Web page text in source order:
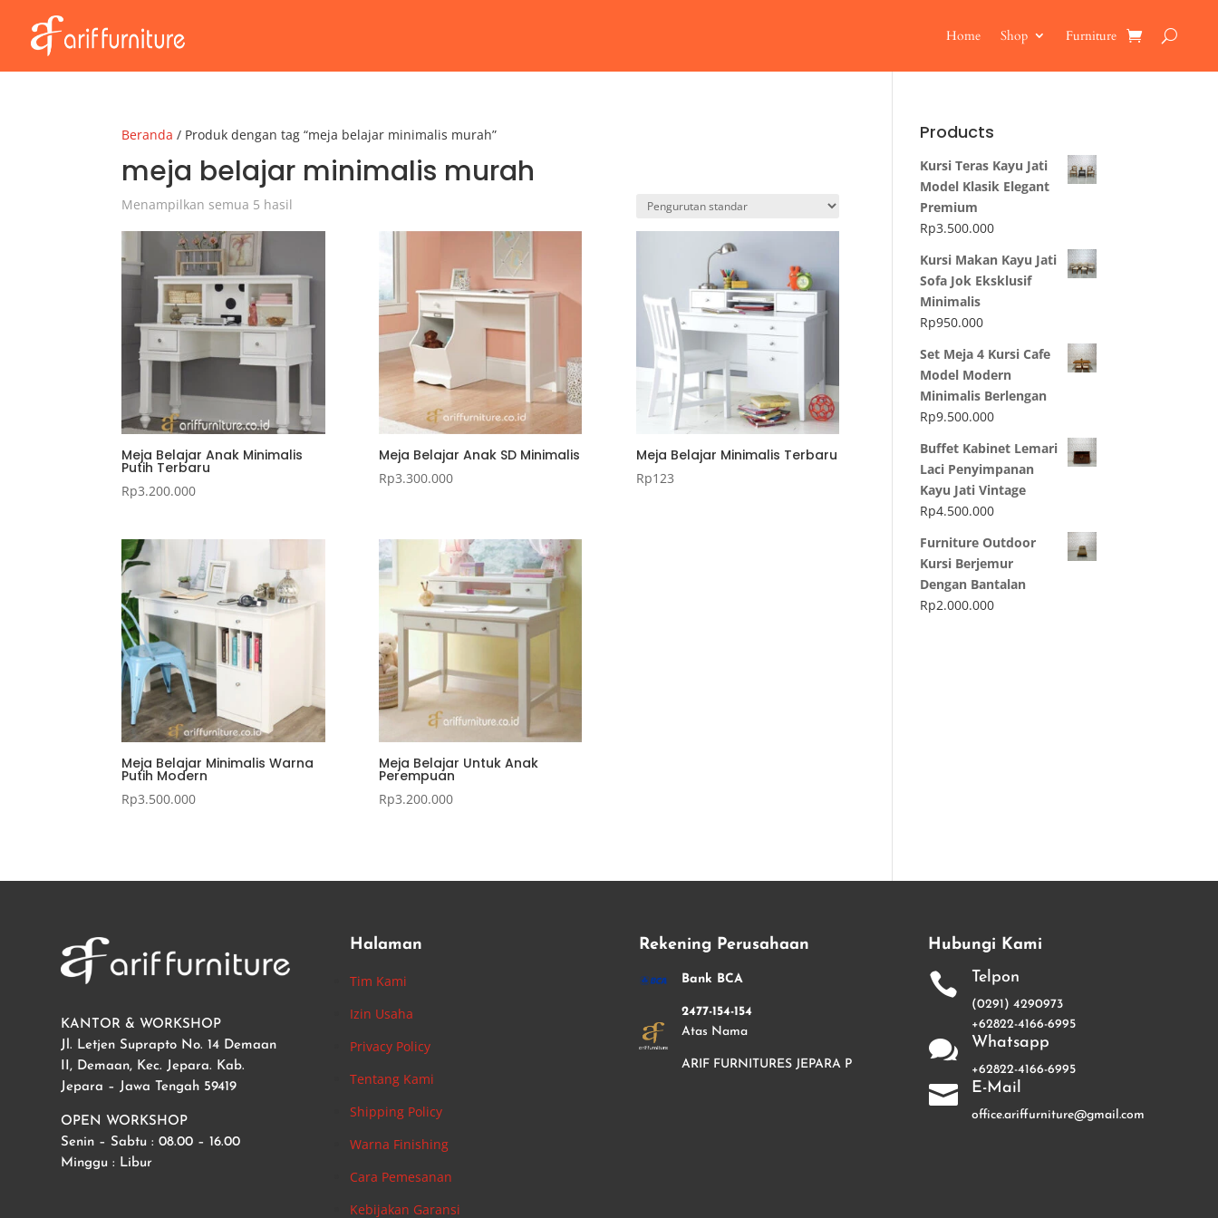
Home Shop Furniture
Beranda / Produk dengan tag “meja belajar minimalis murah”
meja belajar minimalis murah
Menampilkan semua 5 hasil
Meja Belajar Anak Minimalis
Putih Terbaru
Rp3.200.000
Meja Belajar Anak SD Minimalis
Rp3.300.000
Meja Belajar Minimalis Terbaru
Rp123
Meja Belajar Minimalis Warna
Putih Modern
Rp3.500.000
Meja Belajar Untuk Anak
Perempuan
Rp3.200.000
Products
Kursi Teras Kayu Jati
Model Klasik Elegant
Premium
Rp3.500.000
Kursi Makan Kayu Jati
Sofa Jok Eksklusif
Minimalis
Rp950.000
Set Meja 4 Kursi Cafe
Model Modern
Minimalis Berlengan
Rp9.500.000
Buffet Kabinet Lemari
Laci Penyimpanan
Kayu Jati Vintage
Rp4.500.000
Furniture Outdoor
Kursi Berjemur
Dengan Bantalan
Rp2.000.000
KANTOR & WORKSHOP
Jl. Letjen Suprapto No. 14 Demaan
II, Demaan, Kec. Jepara. Kab.
Jepara – Jawa Tengah 59419
OPEN WORKSHOP
Senin – Sabtu : 08.00 – 16.00
Minggu : Libur
Halaman
Tim Kami
Izin Usaha
Privacy Policy
Tentang Kami
Shipping Policy
Warna Finishing
Cara Pemesanan
Kebijakan Garansi
Rekening Perusahaan
Bank BCA
2477-154-154
Atas Nama
ARIF FURNITURES JEPARA P
Hubungi Kami
 Telpon
(0291) 4290973
+62822-4166-6995
 Whatsapp
+62822-4166-6995
 E-Mail
office.ariffurniture@gmail.com